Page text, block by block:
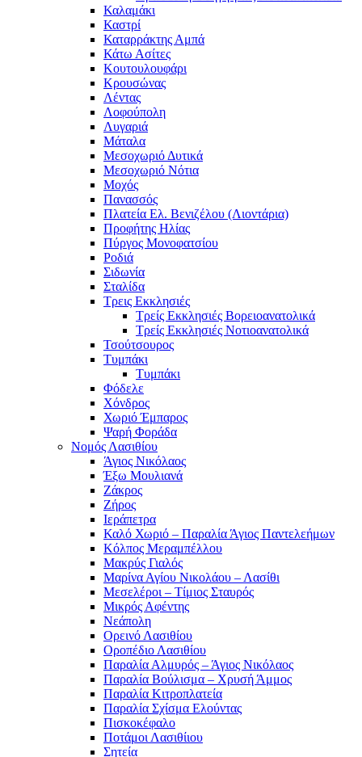
Καλαμάκι
Καστρί
Καταρράκτης Αμπά
Κάτω Ασίτες
Κουτουλουφάρι
Κρουσώνας
Λέντας
Λοφούπολη
Λυγαριά
Μάταλα
Μεσοχωριό Δυτικά
Μεσοχωριό Νότια
Μοχός
Πανασσός
Πλατεία Ελ. Βενιζέλου (Λιοντάρια)
Προφήτης Ηλίας
Πύργος Μονοφατσίου
Ροδιά
Σιδωνία
Σταλίδα
Τρεις Εκκλησιές
Τρείς Εκκλησιές Βορειοανατολικά
Τρείς Εκκλησιές Νοτιοανατολικά
Τσούτσουρος
Τυμπάκι
Τυμπάκι
Φόδελε
Χόνδρος
Χωριό Έμπαρος
Ψαρή Φοράδα
Νομός Λασιθίου
Άγιος Νικόλαος
Έξω Μουλιανά
Ζάκρος
Ζήρος
Ιεράπετρα
Καλό Χωριό – Παραλία Άγιος Παντελεήμων
Κόλπος Μεραμπέλλου
Μακρύς Γιαλός
Μαρίνα Αγίου Νικολάου – Λασίθι
Μεσελέροι – Τίμιος Σταυρός
Μικρός Αφέντης
Νεάπολη
Ορεινό Λασιθίου
Οροπέδιο Λασιθίου
Παραλία Αλμυρός – Άγιος Νικόλαος
Παραλία Βούλισμα – Χρυσή Άμμος
Παραλία Κιτροπλατεία
Παραλία Σχίσμα Ελούντας
Πισκοκέφαλο
Ποτάμοι Λασιθίιου
Σητεία